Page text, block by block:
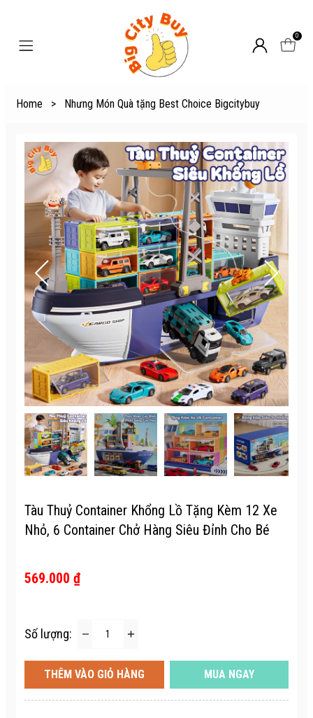
0
Home > Nhưng Món Quà tặng Best Choice Bigcitybuy
Tàu Thuỷ Container Khổng Lồ Tặng Kèm 12 Xe
Nhỏ, 6 Container Chở Hàng Siêu Đỉnh Cho Bé
569.000 ₫
Số lượng:
THÊM VÀO GIỎ HÀNG MUA NGAY